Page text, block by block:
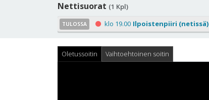
Nettisuorat (1 Kpl)
TULOSSA klo 19.00 Ilpoistenpiiri (netissä)
Oletussoitin Vaihtoehtoinen soitin